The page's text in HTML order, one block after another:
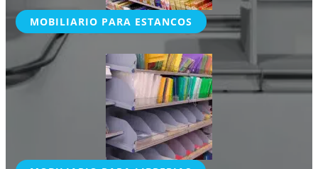
MOBILIARIO PARA ESTANCOS